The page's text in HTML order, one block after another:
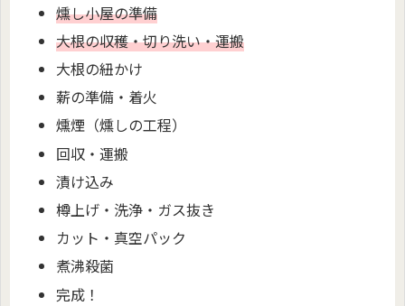
燻し小屋の準備
大根の収穫・切り洗い・運搬
大根の紐かけ
薪の準備・着火
燻煙（燻しの工程）
回収・運搬
漬け込み
樽上げ・洗浄・ガス抜き
カット・真空パック
煮沸殺菌
完成！